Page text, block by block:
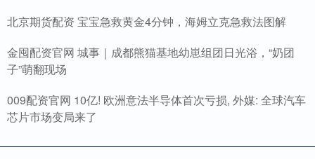
北京期货配资 宝宝急救黄金4分钟，海姆立克急救法图解
金囤配资官网 城事｜成都熊猫基地幼崽组团日光浴，“奶团
子”萌翻现场
009配资官网 10亿! 欧洲意法半导体首次亏损, 外媒: 全球汽车
芯片市场变局来了